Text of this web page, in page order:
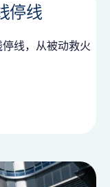
停线
线，从被动救火